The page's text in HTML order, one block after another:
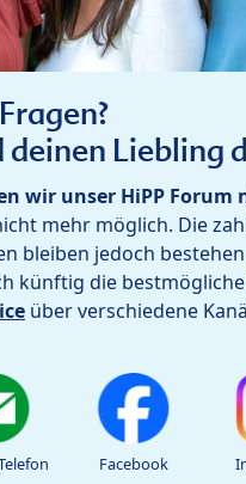
Liebling
wir unser HiPP Forum
mehr möglich. Die
bleiben jedoch
künftig die
über verschiedene
Facebook